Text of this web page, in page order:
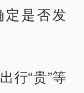
定是否发
行“贵”等